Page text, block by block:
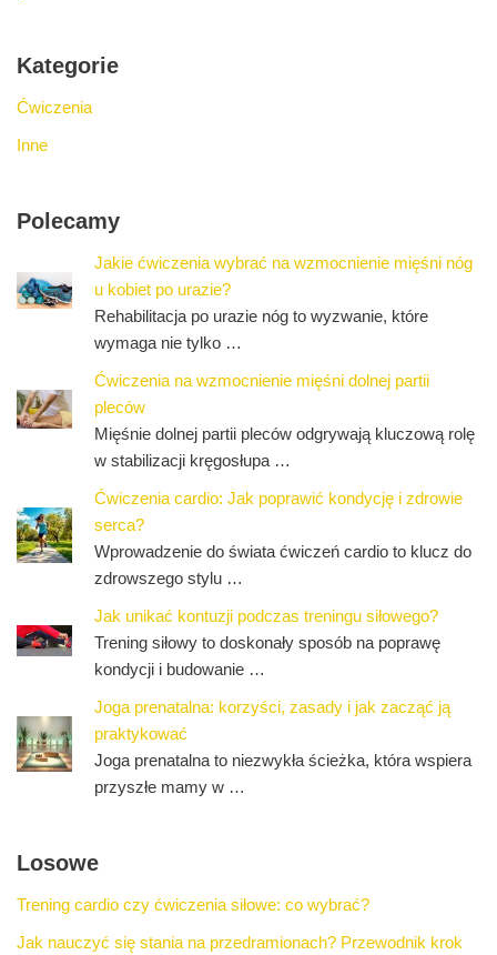
Kategorie
Ćwiczenia
Inne
Polecamy
Jakie ćwiczenia wybrać na wzmocnienie mięśni nóg
u kobiet po urazie?
Rehabilitacja po urazie nóg to wyzwanie, które
wymaga nie tylko …
Ćwiczenia na wzmocnienie mięśni dolnej partii
pleców
Mięśnie dolnej partii pleców odgrywają kluczową rolę
w stabilizacji kręgosłupa …
Ćwiczenia cardio: Jak poprawić kondycję i zdrowie
serca?
Wprowadzenie do świata ćwiczeń cardio to klucz do
zdrowszego stylu …
Jak unikać kontuzji podczas treningu siłowego?
Trening siłowy to doskonały sposób na poprawę
kondycji i budowanie …
Joga prenatalna: korzyści, zasady i jak zacząć ją
praktykować
Joga prenatalna to niezwykła ścieżka, która wspiera
przyszłe mamy w …
Losowe
Trening cardio czy ćwiczenia siłowe: co wybrać?
Jak nauczyć się stania na przedramionach? Przewodnik krok